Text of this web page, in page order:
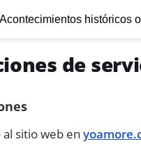
Acontecimientos históricos
de
sitio web en